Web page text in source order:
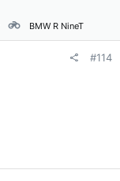
BMW R NineT
#114